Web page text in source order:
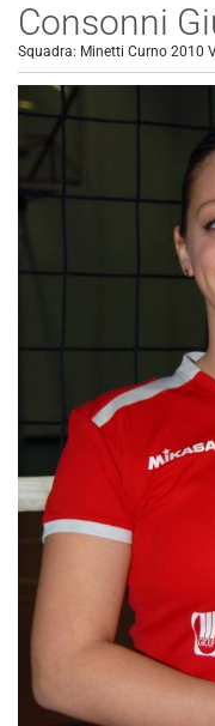
Consonni
Squadra: Minetti Curno 2010